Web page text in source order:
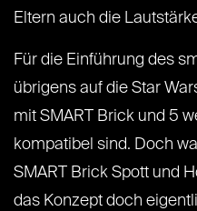
Eltern auch die
Für die Einführung des
übrigens auf die Star
mit SMART Brick und 5
kompatibel sind. Doch
SMART Brick Spott und
das Konzept doch